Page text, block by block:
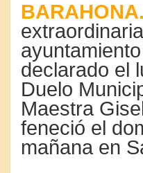
declarado el
Duelo
Maestra
feneció el
mañana en